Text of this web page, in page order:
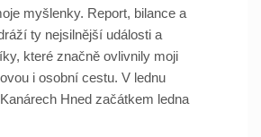
myšlenky. Report, bilance a
ty nejsilnější události a
které značně ovlivnily moji
i osobní cestu. V lednu
Hned začátkem ledna